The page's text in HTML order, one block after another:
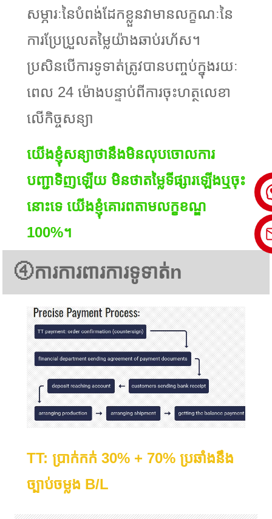
សម្ភារៈនៃបំពង់ដែកខ្លួនវាមានលក្ខណៈនៃ
ការប្រែប្រួលតម្លៃយ៉ាងឆាប់រហ័ស។
ប្រសិនបើការទូទាត់ត្រូវបានបញ្ចប់ក្នុងរយៈ
ពេល 24 ម៉ោងបន្ទាប់ពីការចុះហត្ថលេខា
លើកិច្ចសន្យា
យើងខ្ញុំសន្យាថានឹងមិនលុបចោលការ
បញ្ជាទិញឡើយ មិនថាតម្លៃទីផ្សារឡើងឬចុះ
នោះទេ យើងខ្ញុំគោរពតាមលក្ខខណ្ឌ
100%។
④ការការពារការទូទាត់n
TT: ប្រាក់កក់ 30% + 70% ប្រឆាំងនឹង
ច្បាប់ចម្លង B/L